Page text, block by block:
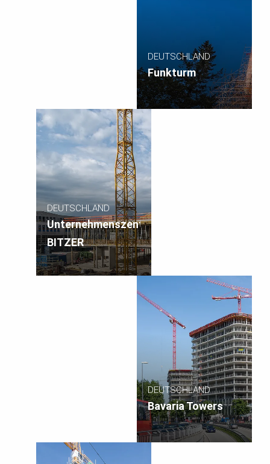
DEUTSCHLAND
Funkturm
DEUTSCHLAND
Unternehmenszentrale
BITZER
DEUTSCHLAND
Bavaria Towers